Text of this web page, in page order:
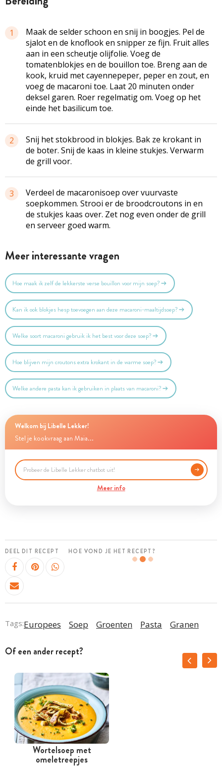
1
Maak de selder schoon en snij in boogjes. Pel de
sjalot en de knoflook en snipper ze fijn. Fruit alles
aan in een scheutje olijfolie. Voeg de
tomatenblokjes en de bouillon toe. Breng aan de
kook, kruid met cayennepeper, peper en zout, en
voeg de macaroni toe. Laat 20 minuten onder
deksel garen. Roer regelmatig om. Voeg op het
einde het basilicum toe.
2
Snij het stokbrood in blokjes. Bak ze krokant in
de boter. Snij de kaas in kleine stukjes. Verwarm
de grill voor.
3
Verdeel de macaronisoep over vuurvaste
soepkommen. Strooi er de broodcroutons in en
de stukjes kaas over. Zet nog even onder de grill
en serveer goed warm.
Meer interessante vragen
Hoe maak ik zelf de lekkerste verse bouillon voor mijn soep?
Kan ik ook blokjes hesp toevoegen aan deze macaroni-maaltijdsoep?
Welke soort macaroni gebruik ik het best voor deze soep?
Hoe blijven mijn croutons extra krokant in de warme soep?
Welke andere pasta kan ik gebruiken in plaats van macaroni?
Welkom bij Libelle Lekker!
Stel je kookvraag aan Maia...
Meer info
DEEL DIT RECEPT HOE VOND JE HET RECEPT?
Tags:Europees Soep Groenten Pasta Granen
Of een ander recept?
Wortelsoep met
omeletreepjes